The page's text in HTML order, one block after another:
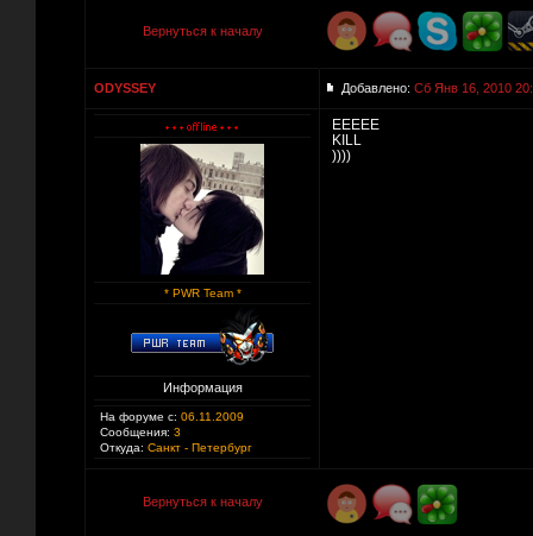
Вернуться к началу
ODYSSEY Добавлено: Сб Янв 16, 2010
* PWR Team *
Информация
На форуме с: 06.11.2009
Сообщения: 3
Откуда: Санкт - Петербург
EEEEE
KILL
))))
Вернуться к началу